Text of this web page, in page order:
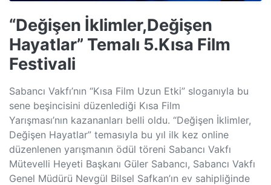
“Değişen İklimler,Değişen
Hayatlar” Temalı 5.Kısa Film
Festivali
Sabancı Vakfı’nın “Kısa Film Uzun Etki” sloganıyla bu
sene beşincisini düzenlediği Kısa Film
Yarışması’nın kazananları belli oldu. “Değişen İklimler,
Değişen Hayatlar” temasıyla bu yıl ilk kez online
düzenlenen yarışmanın ödül töreni Sabancı Vakfı
Mütevelli Heyeti Başkanı Güler Sabancı, Sabancı Vakfı
Genel Müdürü Nevgül Bilsel Safkan’ın ev sahipliğinde